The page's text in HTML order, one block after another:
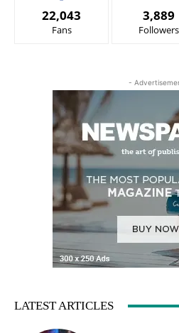
22,043
Fans
3,889
Followers
-
LATEST ARTICLES